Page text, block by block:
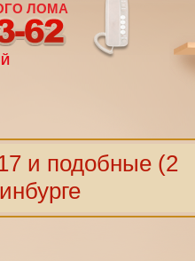
ЛОМА
62
и подобные (2